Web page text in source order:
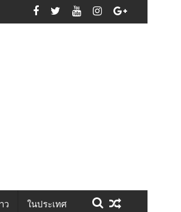
ไอซ์ 1.1 กก. ยาบ้า 61 เม็ด สารภาพรับจ้างส่งย
ว ในประเทศ